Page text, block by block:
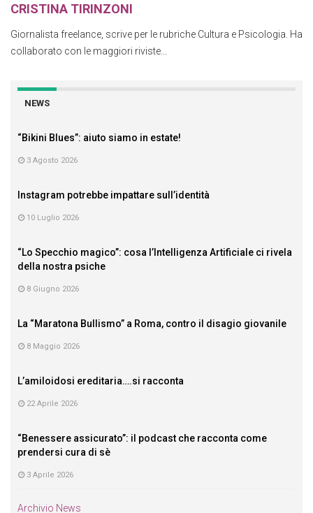
CRISTINA TIRINZONI
Giornalista freelance, scrive per le rubriche Cultura e Psicologia. Ha
collaborato con le maggiori riviste...
NEWS
“Bikini Blues”: aiuto siamo in estate!
3 Agosto 2026
Instagram potrebbe impattare sull’identità
10 Luglio 2026
“Lo Specchio magico”: cosa l’Intelligenza Artificiale ci rivela
della nostra psiche
8 Giugno 2026
La “Maratona Bullismo” a Roma, contro il disagio giovanile
8 Maggio 2026
L’amiloidosi ereditaria….si racconta
22 Aprile 2026
“Benessere assicurato”: il podcast che racconta come
prendersi cura di sè
3 Aprile 2026
Archivio News